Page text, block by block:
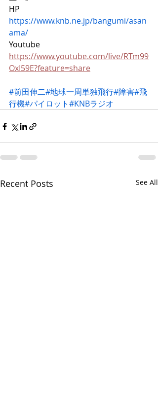
HP
https://www.knb.ne.jp/bangumi/asan
ama/​
Youtube
https://www.youtube.com/live/RTm99
OxI59E?feature=share
#​​​​​​​​前田伸二#地球一周単独飛行#障害#飛
行機#パイロット​#KNBラジオ​
Recent Posts See All